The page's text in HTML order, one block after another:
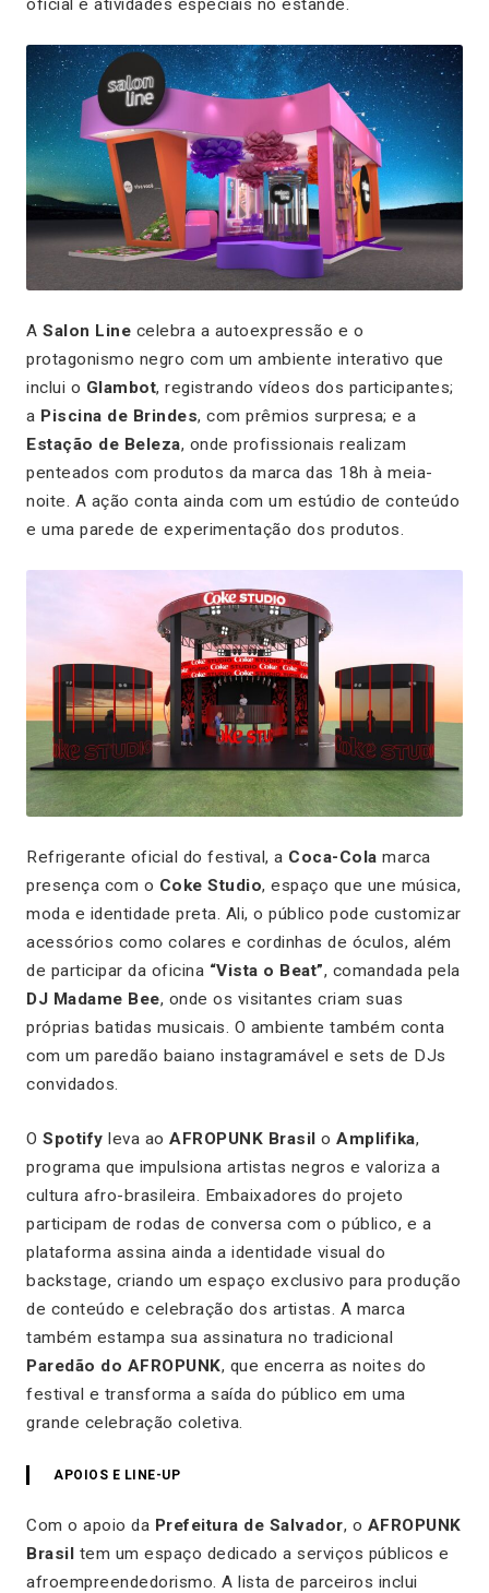
oficial e atividades especiais no estande.
A Salon Line celebra a autoexpressão e o
protagonismo negro com um ambiente interativo que
inclui o Glambot, registrando vídeos dos participantes;
a Piscina de Brindes, com prêmios surpresa; e a
Estação de Beleza, onde profissionais realizam
penteados com produtos da marca das 18h à meia-
noite. A ação conta ainda com um estúdio de conteúdo
e uma parede de experimentação dos produtos.
Refrigerante oficial do festival, a Coca-Cola marca
presença com o Coke Studio, espaço que une música,
moda e identidade preta. Ali, o público pode customizar
acessórios como colares e cordinhas de óculos, além
de participar da oficina “Vista o Beat”, comandada pela
DJ Madame Bee, onde os visitantes criam suas
próprias batidas musicais. O ambiente também conta
com um paredão baiano instagramável e sets de DJs
convidados.
O Spotify leva ao AFROPUNK Brasil o Amplifika,
programa que impulsiona artistas negros e valoriza a
cultura afro-brasileira. Embaixadores do projeto
participam de rodas de conversa com o público, e a
plataforma assina ainda a identidade visual do
backstage, criando um espaço exclusivo para produção
de conteúdo e celebração dos artistas. A marca
também estampa sua assinatura no tradicional
Paredão do AFROPUNK, que encerra as noites do
festival e transforma a saída do público em uma
grande celebração coletiva.
APOIOS E LINE-UP
Com o apoio da Prefeitura de Salvador, o AFROPUNK
Brasil tem um espaço dedicado a serviços públicos e
afroempreendedorismo. A lista de parceiros inclui